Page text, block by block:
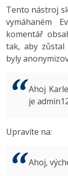
React
Best
UML
MS-
3D
Swift
Kotlin
SEO
UX
Tento nástroj
vymáhaném
komentář
tak, aby zůstal
byly
Ahoj
je
Upravíte na:
Ahoj,